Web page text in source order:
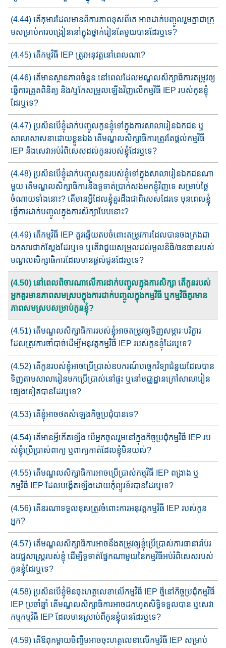
(4.44) តើកុមារដែលមានពិការភាព​ខុសពីគេ​ អាច​ដាក់បញ្ចូលរួម​គ្នា​ជា​ក្រុ​
ម​​សម្រាប់ការបង្រៀន​នៅក្នុង​ថ្នាក់រៀន​តែមួយ​បានដែរឬ​ទេ​​?
(4.45) តើកម្មវិធី​ IEP ត្រូវអនុវត្ត​នៅពេលណា?
(4.46) តើ​មាន​ស្ថានភាព​ចំនួន​​ នៅ​ពេលដែលមណ្ឌលសិក្សាធិការ​​តម្រូវ​ឲ្យ
ធ្វើការ​ត្រួតពិនិត្យ​ និង​/ឬ​កែសម្រួលឡើង​វិញ​លើ​កម្មវិធី​ IEP របស់​កូនខ្ញុំ
ដែរឬទេ?
(4.47) ប្រសិនបើ​ខ្ញុំ​ដាក់បញ្ចូលកូនខ្ញុំទៅក្នុងការ​សាលា​រៀនឯកជន ឬ​
សាលា​​​សាសនាដោយខ្លួនឯង តើមណ្ឌលសិក្សាធិការ​ត្រូវ​តែ​​ផ្តល់កម្មវិធី​
IEP និងសេវា​អប់រំពិសេស​ដល់កូន​របស់​ខ្ញុំ​ដែរ​ឬទេ?
(4.48) ប្រសិនបើខ្ញុំ​ដាក់បញ្ចូលកូនរបស់ខ្ញុំ​ទៅក្នុងសាលារៀន​ឯកជន​ណា​
មួ​យ តើ​មណ្ឌលសិក្សាធិការនឹង​ទូទាត់ប្រាក់​សង​មក​ខ្ញុំវិញទេ​ សម្រាប់​ថ្លៃ​​​
ចំណាយទាំងនោះ​? តើមានអ្វីដែល​ខ្ញុំ​គួរដឹង​ជាពិសេស​ដែរទេ​​ មុន​ពេ​ល​​​ខ្ញុំ​
ធ្វើការ​ដាក់​​បញ្ចូល​​ក្នុងការសិក្សាបែបនោះ?
(4.49) តើ​កម្មវិធី​ IEP គួរឆ្លើយតបចំពោះ​តម្រូវការ​ដែល​បាន​ចង​ក្រង​​ជា​
ឯកសារ​​ជាក់ស្តែ​ងដែរឬទេ ឬ​តើ​វា​ជួយសម្រួលដល់​មូល​​និធិ/ធនធាន​របស់
មណ្ឌលសិក្សាធិការ​ដែលមាន​ផ្តល់​ជូន​ដែរឬទេ?
(4.50) នៅពេល​ពិចារណាលើការដាក់បញ្ចូលក្នុងការសិក្សា តើកូន​របស់​
អ្នក​គួរ​មានភាពសមស្រប​ក្នុងការដាក់​បញ្ចូល​ក្នុង​កម្មវិធី ឬ​កម្មវិធី​គួរ​មាន​
ភាព​សមស្រប​សម្រាប់កូនខ្ញុំ?
(4.51) តើមណ្ឌលសិក្សាធិការ​របស់ខ្ញុំ​អាចតម្រូវ​ឲ្យ​ទិញ​សម្ភារៈ​បរិក្ខារ​​
ដែល​ត្រូវ​ការ​ចាំបាច់​ដើម្បីអនុវត្ត​កម្មវិធី​ IEP របស់​កូន​ខ្ញុំដែរឬ​ទេ?
(4.52) តើ​កូនរបស់ខ្ញុំ​អាចប្រើប្រាស់​ឧបករណ៍​បច្ចេកវិទ្យា​ជំនួយ​ដែល​បាន​
ទិញ​តាមសាលារៀនមកប្រើប្រាស់​នៅផ្ទះ​ ឬ​នៅ​មជ្ឈដ្ឋាន​​ក្រៅ​សាលា​រៀន​​​
ផ្សេងទៀត​បានដែរឬទេ?
(4.53) តើខ្ញុំអាច​ថតសំឡេង​កិច្ច​ប្រជុំ​បានទេ?
(4.54) តើមានអ្វីកើតឡើង​ បើ​អ្នកចូលរួ​មនៅក្នុងកិច្ចប្រជុំ​កម្មវិធី IEP រប​
ស់​​ខ្ញុំ​ប្រើប្រាស់​ពាក្យ ឬ​ពាក្យកាត់​ដែលខ្ញុំមិនយល់?
(4.55) តើ​មណ្ឌលសិក្សាធិការ​​អាចប្រើប្រាស់​កម្មវិធី​ IEP ពង្រាង​ ឬ​
កម្មវិធី IEP ដែលបង្កើតឡើងដោយ​កុំព្យូរទ័របានដែរឬទេ?
(4.56) តើនរណា​ទទួលខុសត្រូវ​ចំពោះការអ​នុវត្ត​កម្មវិធី IEP របស់​កូន​
អ្នក?
(4.57) តើ​មណ្ឌលសិក្សាធិការ​អាចនឹង​តម្រូវ​ឲ្យខ្ញុំ​ប្រើប្រាស់​ការធានា​រ៉ាប់រ​
ង​​វេជ្ជសាស្ត្រ​របស់ខ្ញុំ ដើម្បីទូទាត់​ផ្នែកណាមួយ​នៃ​កម្មវិធី​អប់រំពិសេស​របស់​
កូនខ្ញុំដែរឬទេ?
(4.58) ប្រសិនបើ​ខ្ញុំមិនចុះហត្ថលេខា​លើកម្មវិធី​ IEP ថ្មីនៅកិច្ច​ប្រជុំកម្មវិធី​​
IEP ប្រចាំឆ្នាំ​ តើ​មណ្ឌលសិក្សាធិការ​​អាច​ដក​ហូត​​​សិទ្ធិ​ទទួលបាន​ ឬ​សេវា
កម្ម​​កម្មវិធី​ IEP ដែលមានស្រាប់​ពីកូន​ខ្ញុំបានដែរឬទេ?
(4.59) តើឪពុកម្តាយចិញ្ចឹម​អាច​ចុះ​ហត្ថលេខា​លើកម្មវិធី​ IEP សម្រាប់​​